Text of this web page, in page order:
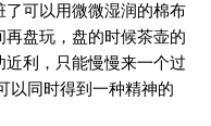
可以用微微湿润的棉布
盘玩，盘的时候茶壶的
利，只能慢慢来一个过
以同时得到一种精神的